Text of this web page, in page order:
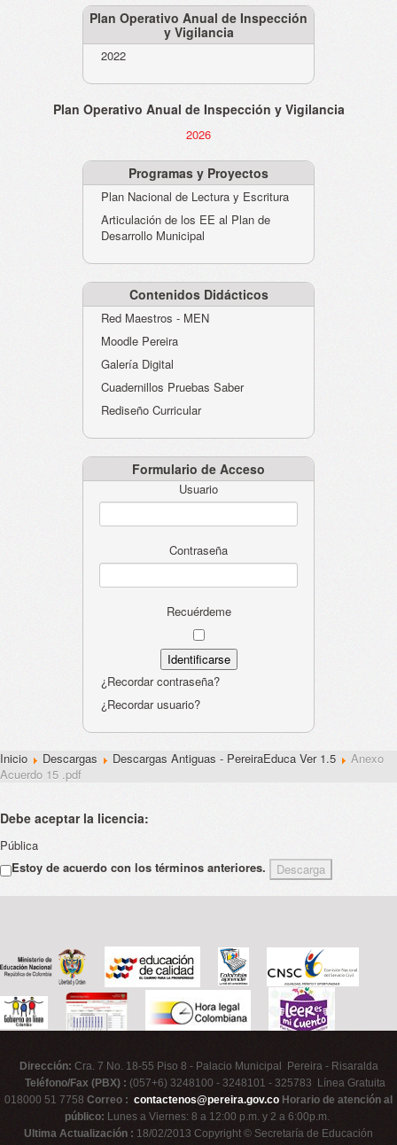
Plan Operativo Anual de Inspección
y Vigilancia
2022
Plan Operativo Anual de Inspección y Vigilancia
2026
Programas y Proyectos
Plan Nacional de Lectura y Escritura
Articulación de los EE al Plan de
Desarrollo Municipal
Contenidos Didácticos
Red Maestros - MEN
Moodle Pereira
Galería Digital
Cuadernillos Pruebas Saber
Rediseño Curricular
Formulario de Acceso
Usuario
Contraseña
Recuérdeme
¿Recordar contraseña?
¿Recordar usuario?
Inicio Descargas Descargas Antiguas - PereiraEduca Ver 1.5
Anexo
Acuerdo 15 .pdf
Debe aceptar la licencia:
Pública
Estoy de acuerdo con los términos anteriores.
Dirección: Cra. 7 No. 18-55 Piso 8 - Palacio Municipal Pereira - Risaralda
Teléfono/Fax (PBX) : (057+6) 3248100 - 3248101 - 325783 Línea Gratuita
018000 51 7758 Correo : contactenos@pereira.gov.co Horario de atención al
público: Lunes a Viernes: 8 a 12:00 p.m. y 2 a 6:00p.m.
Ultima Actualización : 18/02/2013 Copyright © Secretaría de Educación